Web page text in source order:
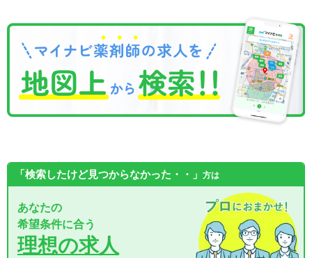
「検索したけど見つからなかった・・」 方は
あなたの
希望条件に合う
理想の求人